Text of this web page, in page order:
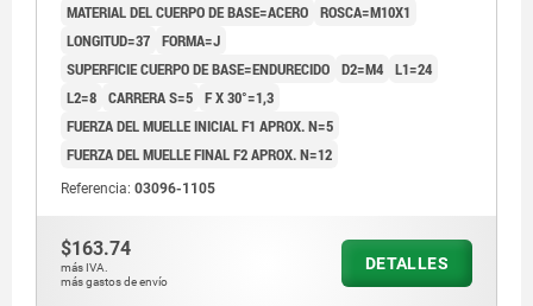
MATERIAL DEL CUERPO DE BASE=ACERO ROSCA=M10X1
LONGITUD=37 FORMA=J
SUPERFICIE CUERPO DE BASE=ENDURECIDO D2=M4 L1=24
L2=8 CARRERA S=5 F X 30°=1,3
FUERZA DEL MUELLE INICIAL F1 APROX. N=5
FUERZA DEL MUELLE FINAL F2 APROX. N=12
Referencia: 03096-1105
$163.74
más IVA.
más gastos de envío
DETALLES